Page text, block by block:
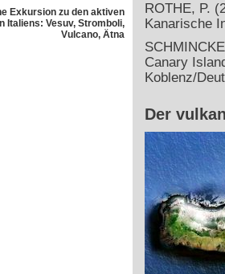
Exkursion zu den aktiven
Italiens: Vesuv, Stromboli,
Vulcano, Ätna
ROTHE, P.
Kanarische
Canary
Koblenz/
Der